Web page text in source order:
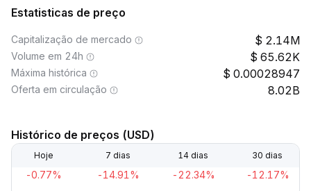
Estatisticas de preço
Capitalização de mercado 2.14M
Volume em 24h 65.62K
Máxima histórica 0.00028947
Oferta em circulação 8.02B
Histórico de preços (USD)
Hoje 7 dias 14 dias 30 dias
-0.77% -14.91% -22.34% -12.17%